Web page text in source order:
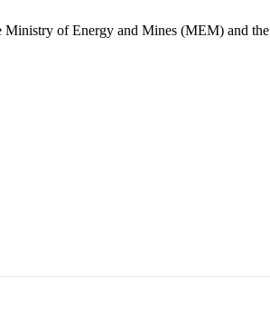
Ministry of Energy and Mines (MEM) and